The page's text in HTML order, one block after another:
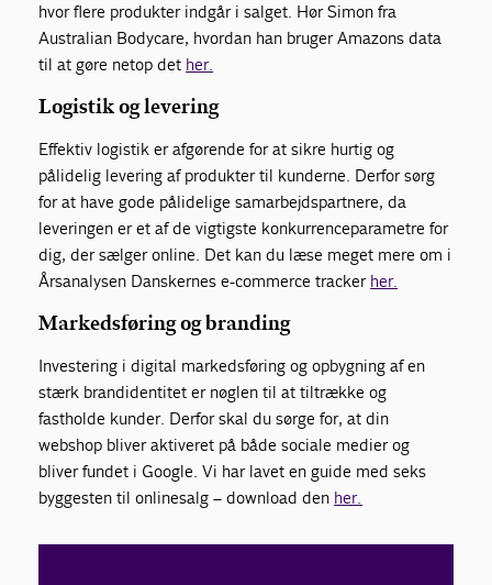
hvor flere produkter indgår i salget. Hør Simon fra
Australian Bodycare, hvordan han bruger Amazons data
til at gøre netop det her.
Logistik og levering
Effektiv logistik er afgørende for at sikre hurtig og
pålidelig levering af produkter til kunderne. Derfor sørg
for at have gode pålidelige samarbejdspartnere, da
leveringen er et af de vigtigste konkurrenceparametre for
dig, der sælger online. Det kan du læse meget mere om i
Årsanalysen Danskernes e-commerce tracker her.
Markedsføring og branding
Investering i digital markedsføring og opbygning af en
stærk brandidentitet er nøglen til at tiltrække og
fastholde kunder. Derfor skal du sørge for, at din
webshop bliver aktiveret på både sociale medier og
bliver fundet i Google. Vi har lavet en guide med seks
byggesten til onlinesalg – download den her.